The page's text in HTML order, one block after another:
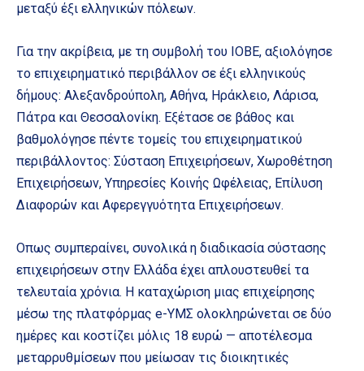
μεταξύ έξι ελληνικών πόλεων.
Για την ακρίβεια, με τη συμβολή του ΙΟΒΕ, αξιολόγησε
το επιχειρηματικό περιβάλλον σε έξι ελληνικούς
δήμους: Αλεξανδρούπολη, Αθήνα, Ηράκλειο, Λάρισα,
Πάτρα και Θεσσαλονίκη. Εξέτασε σε βάθος και
βαθμολόγησε πέντε τομείς του επιχειρηματικού
περιβάλλοντος: Σύσταση Επιχειρήσεων, Χωροθέτηση
Επιχειρήσεων, Υπηρεσίες Κοινής Ωφέλειας, Επίλυση
Διαφορών και Αφερεγγυότητα Επιχειρήσεων.
Οπως συμπεραίνει, συνολικά η διαδικασία σύστασης
επιχειρήσεων στην Ελλάδα έχει απλουστευθεί τα
τελευταία χρόνια. Η καταχώριση μιας επιχείρησης
μέσω της πλατφόρμας e-ΥΜΣ ολοκληρώνεται σε δύο
ημέρες και κοστίζει μόλις 18 ευρώ — αποτέλεσμα
μεταρρυθμίσεων που μείωσαν τις διοικητικές